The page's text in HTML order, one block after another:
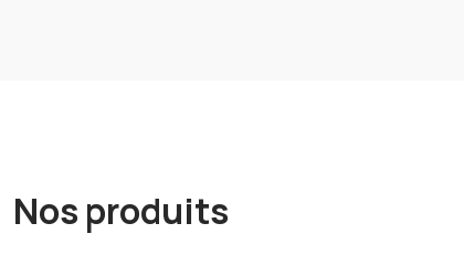
Nos produits